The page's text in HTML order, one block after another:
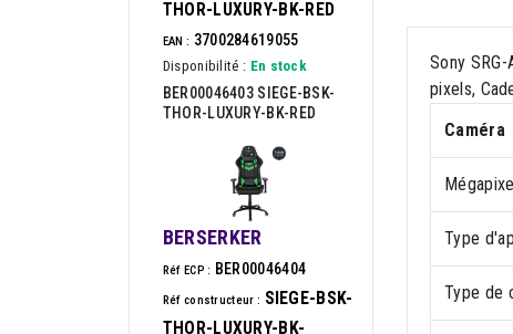
THOR-LUXURY-BK-RED
EAN : 3700284619055
Disponibilité : En stock
BER00046403 SIEGE-BSK-
THOR-LUXURY-BK-RED
BERSERKER
Réf ECP : BER00046404
Réf constructeur : SIEGE-BSK-
THOR-LUXURY-BK-
Sony
pixels,
Caméra
Type
Type de